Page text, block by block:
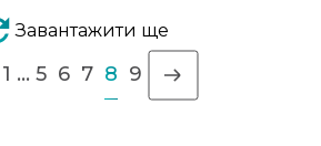
планованого газопроводу має
право ЄС, а отже, “Газпром”
постачальником газу до
“Північний Потік-2”. Також
Завантажити ще
1 … 5 6 7 8 9